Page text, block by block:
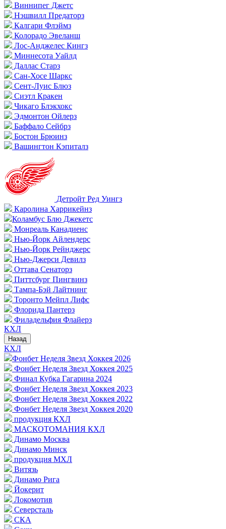
Виннипег Джетс
Нэшвилл Предаторз
Калгари Флэймз
Колорадо Эвеланш
Лос-Анджелес Кингз
Миннесота Уайлд
Даллас Старз
Сан-Хосе Шаркс
Сент-Луис Блюз
Сиэтл Кракен
Чикаго Блэкхокс
Эдмонтон Ойлерз
Баффало Сейбрз
Бостон Брюинз
Вашингтон Кэпиталз
Детройт Ред Уингз
Каролина Харрикейнз
Коламбус Блю Джекетс
Монреаль Канадиенс
Нью-Йорк Айлендерс
Нью-Йорк Рейнджерс
Нью-Джерси Девилз
Оттава Сенаторз
Питтсбург Пингвинз
Тампа-Бэй Лайтнинг
Торонто Мейпл Лифс
Флорида Пантерз
Филадельфия Флайерз
КХЛ
Назад
КХЛ
Фонбет Неделя Звезд Хоккея 2026
Фонбет Неделя Звезд Хоккея 2025
Финал Кубка Гагарина 2024
Фонбет Неделя Звезд Хоккея 2023
Фонбет Неделя Звезд Хоккея 2022
Фонбет Неделя Звезд Хоккея 2020
продукция КХЛ
МАСКОТОМАНИЯ КХЛ
Динамо Москва
Динамо Минск
продукция МХЛ
Витязь
Динамо Рига
Йокерит
Локомотив
Северсталь
СКА